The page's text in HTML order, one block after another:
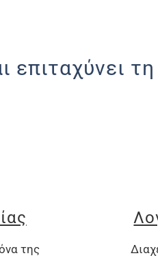
επιταχύνει
της